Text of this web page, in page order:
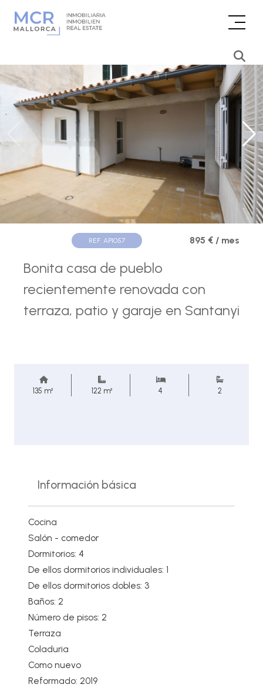
REF. AP1057 895 € / mes
Bonita casa de pueblo
recientemente renovada con
terraza, patio y garaje en Santanyi
135 m² 122 m² 4 2
Información básica
Cocina
Salón - comedor
Dormitorios: 4
De ellos dormitorios individuales: 1
De ellos dormitorios dobles: 3
Baños: 2
Número de pisos: 2
Terraza
Coladuria
Como nuevo
Reformado: 2019